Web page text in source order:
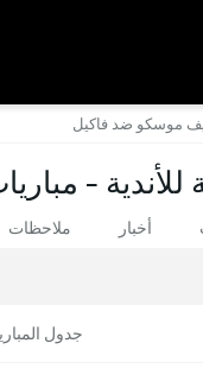
موسكو ضد فاكيل
للأندية -
أخبار ملاحظات
جدول